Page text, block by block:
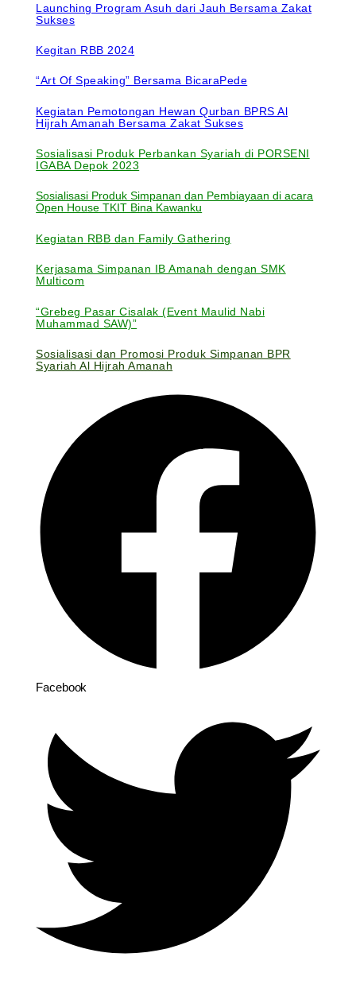
Launching Program Asuh dari Jauh Bersama Zakat
Sukses
Kegitan RBB 2024
“Art Of Speaking” Bersama BicaraPede
Kegiatan Pemotongan Hewan Qurban BPRS Al
Hijrah Amanah Bersama Zakat Sukses
Sosialisasi Produk Perbankan Syariah di PORSENI
IGABA Depok 2023
Sosialisasi Produk Simpanan dan Pembiayaan di acara
Open House TKIT Bina Kawanku
Kegiatan RBB dan Family Gathering
Kerjasama Simpanan IB Amanah dengan SMK
Multicom
“Grebeg Pasar Cisalak (Event Maulid Nabi
Muhammad SAW)”
Sosialisasi dan Promosi Produk Simpanan BPR
Syariah Al Hijrah Amanah
Facebook